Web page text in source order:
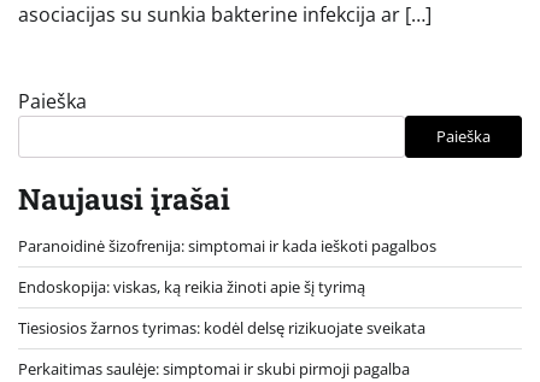
asociacijas su sunkia bakterine infekcija ar […]
Paieška
Paieška
Naujausi įrašai
Paranoidinė šizofrenija: simptomai ir kada ieškoti pagalbos
Endoskopija: viskas, ką reikia žinoti apie šį tyrimą
Tiesiosios žarnos tyrimas: kodėl delsę rizikuojate sveikata
Perkaitimas saulėje: simptomai ir skubi pirmoji pagalba